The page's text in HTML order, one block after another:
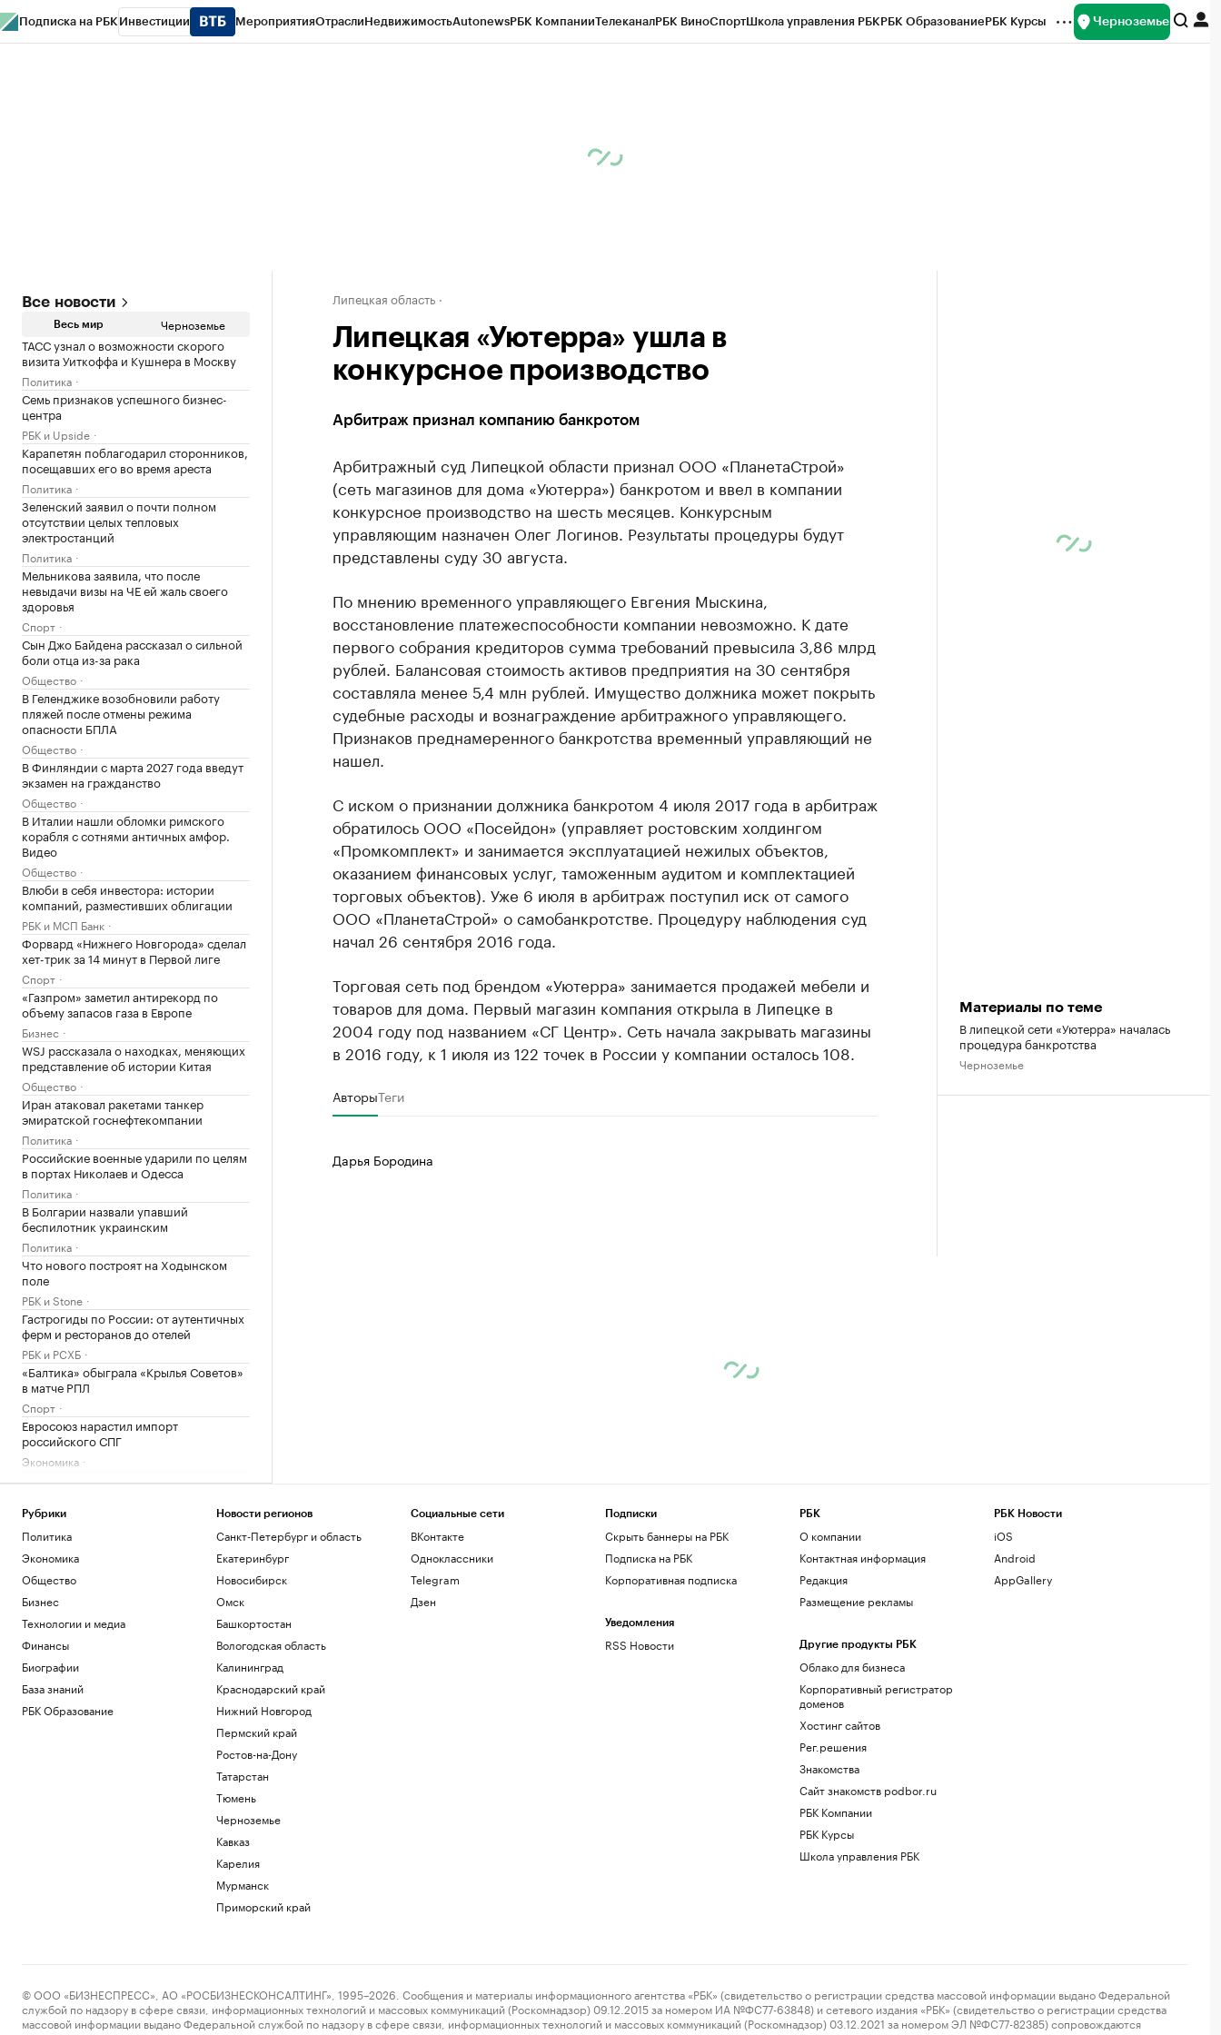
Подписка на РБК Инвестиции МероприятияОтраслиНедвижимостьAutonewsРБК КомпанииТелеканалРБК ВиноСпортШкола управления РБКРБК ОбразованиеРБК Курсы Черноземье
Все новости
Весь мир Черноземье
ТАСС узнал о возможности скорого
визита Уиткоффа и Кушнера в Москву
Политика
Семь признаков успешного бизнес-
центра
РБК и Upside
Карапетян поблагодарил сторонников,
посещавших его во время ареста
Политика
Зеленский заявил о почти полном
отсутствии целых тепловых
электростанций
Политика
Мельникова заявила, что после
невыдачи визы на ЧЕ ей жаль своего
здоровья
Спорт
Сын Джо Байдена рассказал о сильной
боли отца из-за рака
Общество
В Геленджике возобновили работу
пляжей после отмены режима
опасности БПЛА
Общество
В Финляндии с марта 2027 года введут
экзамен на гражданство
Общество
В Италии нашли обломки римского
корабля с сотнями античных амфор.
Видео
Общество
Влюби в себя инвестора: истории
компаний, разместивших облигации
РБК и МСП Банк
Форвард «Нижнего Новгорода» сделал
хет-трик за 14 минут в Первой лиге
Спорт
«Газпром» заметил антирекорд по
объему запасов газа в Европе
Бизнес
WSJ рассказала о находках, меняющих
представление об истории Китая
Общество
Иран атаковал ракетами танкер
эмиратской госнефтекомпании
Политика
Российские военные ударили по целям
в портах Николаев и Одесса
Политика
В Болгарии назвали упавший
беспилотник украинским
Политика
Что нового построят на Ходынском
поле
РБК и Stone
Гастрогиды по России: от аутентичных
ферм и ресторанов до отелей
РБК и РСХБ
«Балтика» обыграла «Крылья Советов»
в матче РПЛ
Спорт
Евросоюз нарастил импорт
российского СПГ
Экономика
Липецкая область
Липецкая «Уютерра» ушла в
конкурсное производство
Арбитраж признал компанию банкротом
Арбитражный суд Липецкой области признал ООО «ПланетаСтрой»
(сеть магазинов для дома «Уютерра») банкротом и ввел в компании
конкурсное производство на шесть месяцев. Конкурсным
управляющим назначен Олег Логинов. Результаты процедуры будут
представлены суду 30 августа.
По мнению временного управляющего Евгения Мыскина,
восстановление платежеспособности компании невозможно. К дате
первого собрания кредиторов сумма требований превысила 3,86 млрд
рублей. Балансовая стоимость активов предприятия на 30 сентября
составляла менее 5,4 млн рублей. Имущество должника может покрыть
судебные расходы и вознаграждение арбитражного управляющего.
Признаков преднамеренного банкротства временный управляющий не
нашел.
С иском о признании должника банкротом 4 июля 2017 года в арбитраж
обратилось ООО «Посейдон» (управляет ростовским холдингом
«Промкомплект» и занимается эксплуатацией нежилых объектов,
оказанием финансовых услуг, таможенным аудитом и комплектацией
торговых объектов). Уже 6 июля в арбитраж поступил иск от самого
ООО «ПланетаСтрой» о самобанкротстве. Процедуру наблюдения суд
начал 26 сентября 2016 года.
Торговая сеть под брендом «Уютерра» занимается продажей мебели и
товаров для дома. Первый магазин компания открыла в Липецке в
2004 году под названием «СГ Центр». Сеть начала закрывать магазины
в 2016 году, к 1 июля из 122 точек в России у компании осталось 108.
АвторыТеги
Дарья Бородина
Материалы по теме
В липецкой сети «Уютерра» началась
процедура банкротства
Черноземье
Рубрики
Политика
Экономика
Общество
Бизнес
Технологии и медиа
Финансы
Биографии
База знаний
РБК Образование
Новости регионов
Санкт-Петербург и область
Екатеринбург
Новосибирск
Омск
Башкортостан
Вологодская область
Калининград
Краснодарский край
Нижний Новгород
Пермский край
Ростов-на-Дону
Татарстан
Тюмень
Черноземье
Кавказ
Карелия
Мурманск
Приморский край
Социальные сети
ВКонтакте
Одноклассники
Telegram
Дзен
Подписки
Скрыть баннеры на РБК
Подписка на РБК
Корпоративная подписка
Уведомления
RSS Новости
РБК
О компании
Контактная информация
Редакция
Размещение рекламы
Другие продукты РБК
Облако для бизнеса
Корпоративный регистратор
доменов
Хостинг сайтов
Рег.решения
Знакомства
Сайт знакомств podbor.ru
РБК Компании
РБК Курсы
Школа управления РБК
РБК Новости
iOS
Android
AppGallery
© ООО «БИЗНЕСПРЕСС», АО «РОСБИЗНЕСКОНСАЛТИНГ», 1995–2026. Сообщения и материалы информационного агентства «РБК» (свидетельство о регистрации средства массовой информации выдано Федеральной
службой по надзору в сфере связи, информационных технологий и массовых коммуникаций (Роскомнадзор) 09.12.2015 за номером ИА №ФС77-63848) и сетевого издания «РБК» (свидетельство о регистрации средства
массовой информации выдано Федеральной службой по надзору в сфере связи, информационных технологий и массовых коммуникаций (Роскомнадзор) 03.12.2021 за номером ЭЛ №ФС77-82385) сопровождаются